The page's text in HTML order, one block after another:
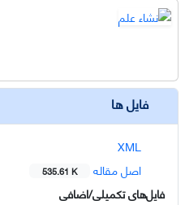
فایل ها
XML
اصل مقاله
535.61 K
فایل‌های تکمیلی/اضافی